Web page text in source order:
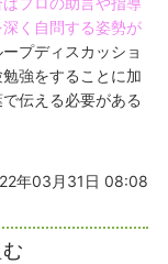
く自問する姿勢が
プディスカッショ
強をすることに加
伝える必要がある
年03月31日 08:08